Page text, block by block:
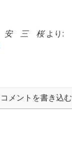
安 三 桜 より:
コメントを書き込む